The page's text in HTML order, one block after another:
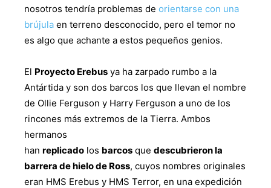
nosotros tendría problemas de orientarse con una
brújula en terreno desconocido, pero el temor no
es algo que achante a estos pequeños genios.
El Proyecto Erebus ya ha zarpado rumbo a la
Antártida y son dos barcos los que llevan el nombre
de Ollie Ferguson y Harry Ferguson a uno de los
rincones más extremos de la Tierra. Ambos
hermanos
han replicado los barcos que descubrieron la
barrera de hielo de Ross, cuyos nombres originales
eran HMS Erebus y HMS Terror, en una expedición